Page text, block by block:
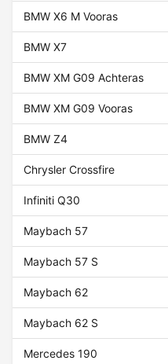
BMW X6 M Vooras
BMW X7
BMW XM G09 Achteras
BMW XM G09 Vooras
BMW Z4
Chrysler Crossfire
Infiniti Q30
Maybach 57
Maybach 57 S
Maybach 62
Maybach 62 S
Mercedes 190